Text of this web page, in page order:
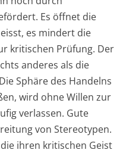
Es öffnet die
es mindert die
kritischen Prüfung. Der
anderes als die
Sphäre des Handelns
wird ohne Willen zur
verlassen. Gute
von Stereotypen.
ihren kritischen Geist